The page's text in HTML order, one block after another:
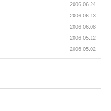
2006.06.24
2006.06.13
2006.06.08
2006.05.12
2006.05.02